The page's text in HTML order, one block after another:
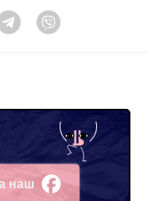
Telegram
наш